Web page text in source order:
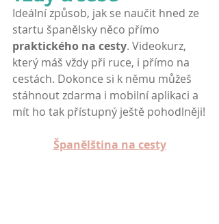
Ideální způsob, jak se naučit hned ze
startu španělsky něco přímo
praktického na cesty. Videokurz,
který máš vždy při ruce, i přímo na
cestách. Dokonce si k němu můžeš
stáhnout zdarma i mobilní aplikaci a
mít ho tak přístupný ještě pohodlněji!
Španělština na cesty